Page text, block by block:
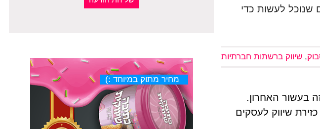
שנוכל לעשות כדי
, שיווק ברשתות חברתיות
בעשור האחרון.
שיווק לעסקים